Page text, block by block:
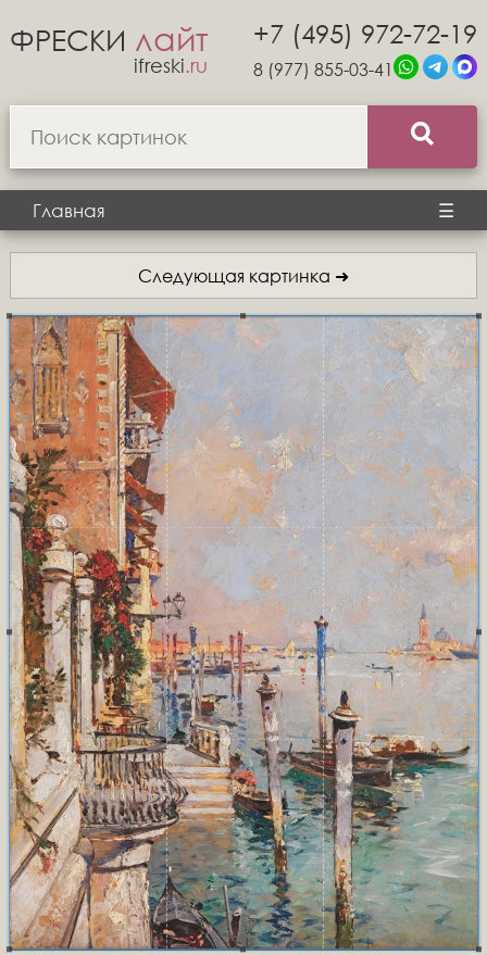
ФРЕСКИ лайт
ifreski.ru
+7 (495) 972-72-19
8 (977) 855-03-41
Главная ☰
Следующая картинка ➜